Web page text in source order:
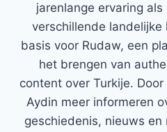
jarenlange ervaring
verschillende
basis voor Rudaw, een
het brengen van
content over Turkije.
Aydin meer informeren
geschiedenis, nieuws